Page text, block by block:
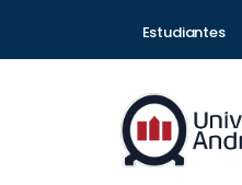
Estudiantes